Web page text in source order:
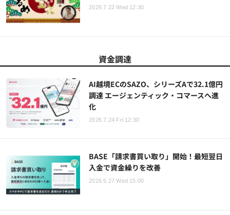
2026.7.22 Wed 12:30
資金調達
AI越境ECのSAZO、シリーズAで32.1億円
調達 エージェンティック・コマースへ進
化
2026.7.24 Fri 12:30
BASE「請求書買い取り」開始！最短翌日
入金で資金繰りを改善
2026.5.27 Wed 15:00